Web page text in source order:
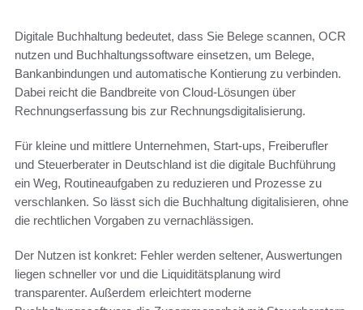
Digitale Buchhaltung bedeutet, dass Sie Belege scannen, OCR
nutzen und Buchhaltungssoftware einsetzen, um Belege,
Bankanbindungen und automatische Kontierung zu verbinden.
Dabei reicht die Bandbreite von Cloud-Lösungen über
Rechnungserfassung bis zur Rechnungsdigitalisierung.
Für kleine und mittlere Unternehmen, Start-ups, Freiberufler
und Steuerberater in Deutschland ist die digitale Buchführung
ein Weg, Routineaufgaben zu reduzieren und Prozesse zu
verschlanken. So lässt sich die Buchhaltung digitalisieren, ohne
die rechtlichen Vorgaben zu vernachlässigen.
Der Nutzen ist konkret: Fehler werden seltener, Auswertungen
liegen schneller vor und die Liquiditätsplanung wird
transparenter. Außerdem erleichtert moderne